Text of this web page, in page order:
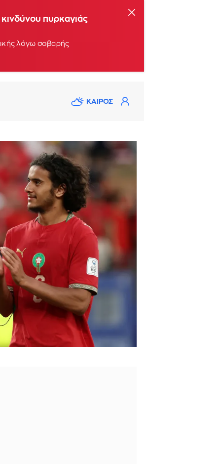
πυρκαγιάς
λόγω σοβαρής
ΚΑΙΡΟΣ